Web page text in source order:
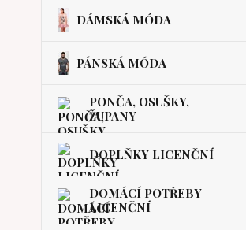
DÁMSKÁ MÓDA
PÁNSKÁ MÓDA
PONČA, OSUŠKY,
ŽUPANY
DOPLŇKY LICENČNÍ
DOMÁCÍ POTŘEBY
LICENČNÍ